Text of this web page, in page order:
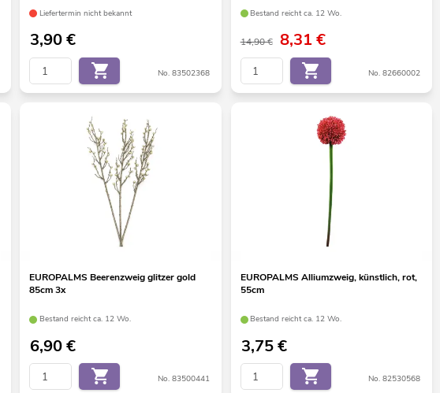
Liefertermin nicht bekannt
3,90€
No. 83502368
Bestand reicht ca. 12 Wo.
14,90 € 8,31€
No. 82660002
EUROPALMS Beerenzweig glitzer gold
85cm 3x
Bestand reicht ca. 12 Wo.
6,90€
No. 83500441
EUROPALMS Alliumzweig, künstlich, rot,
55cm
Bestand reicht ca. 12 Wo.
3,75€
No. 82530568